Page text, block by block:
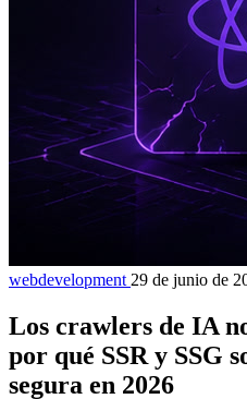
webdevelopment 29 de junio de
Los crawlers de IA
por qué SSR y SSG
segura en 2026